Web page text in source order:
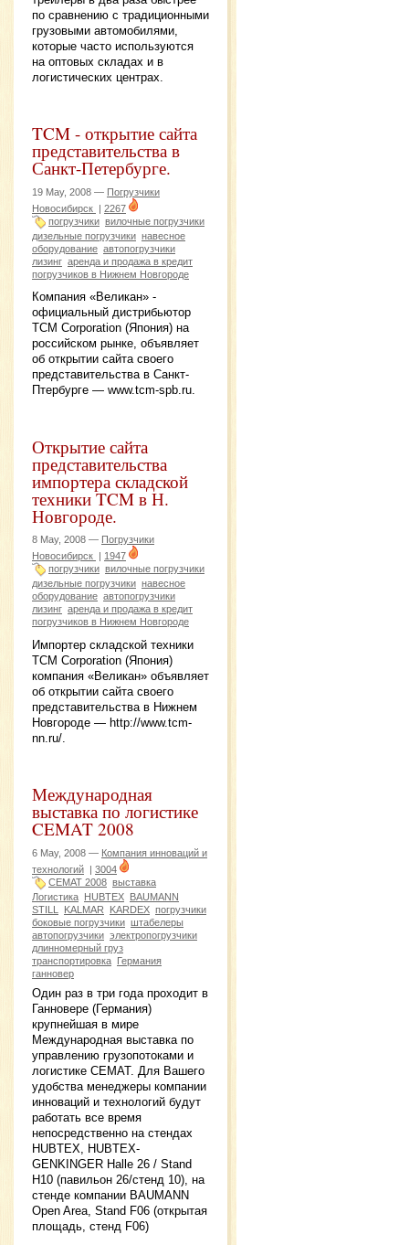
по сравнению с традиционными
грузовыми автомобилями,
которые часто используются
на оптовых складах и в
логистических центрах.
TCM - открытие сайта
представительства в
Санкт-Петербурге.
19 May, 2008 — Погрузчики
Новосибирск | 2267
погрузчики вилочные погрузчики
дизельные погрузчики навесное
оборудование автопогрузчики
лизинг аренда и продажа в кредит
погрузчиков в Нижнем Новгороде
Компания «Великан» -
официальный дистрибьютор
TCM Corporation (Япония) на
российском рынке, объявляет
об открытии сайта своего
представительства в Санкт-
Птербурге — www.tcm-spb.ru.
Открытие сайта
представительства
импортера складской
техники TCM в Н.
Новгороде.
8 May, 2008 — Погрузчики
Новосибирск
1947
погрузчики вилочные погрузчики
дизельные погрузчики навесное
оборудование автопогрузчики
лизинг аренда и продажа в кредит
погрузчиков в Нижнем Новгороде
Импортер складской техники
TCM Corporation (Япония)
компания «Великан» объявляет
об открытии сайта своего
представительства в Нижнем
Новгороде — http://www.tcm-
nn.ru/.
Международная
выставка по логистике
CEMAT 2008
6 May, 2008 — Компания инноваций и
технологий | 3004
CEMAT 2008 выставка
Логистика HUBTEX BAUMANN
STILL
KALMAR KARDEX погрузчики
боковые погрузчики штабелеры
автопогрузчики электропогрузчики
длинномерный груз
транспортировка Германия
ганновер
Один раз в три года проходит в
Ганновере (Германия)
крупнейшая в мире
Международная выставка по
управлению грузопотоками и
логистике CEMAT. Для Вашего
удобства менеджеры компании
инноваций и технологий будут
работать все время
непосредственно на стендах
HUBTEX, HUBTEX-
GENKINGER Halle 26 / Stand
H10 (павильон 26/стенд 10), на
стенде компании BAUMANN
Open Area, Stand F06 (открытая
площадь, стенд F06)